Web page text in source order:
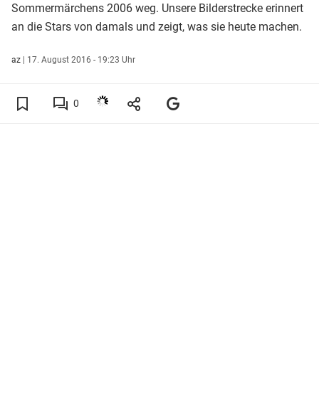
Sommermärchens 2006 weg. Unsere Bilderstrecke erinnert
an die Stars von damals und zeigt, was sie heute machen.
az | 17. August 2016 - 19:23 Uhr
0